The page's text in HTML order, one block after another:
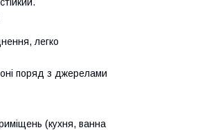
легко
поряд з джерелами
(кухня, ванна